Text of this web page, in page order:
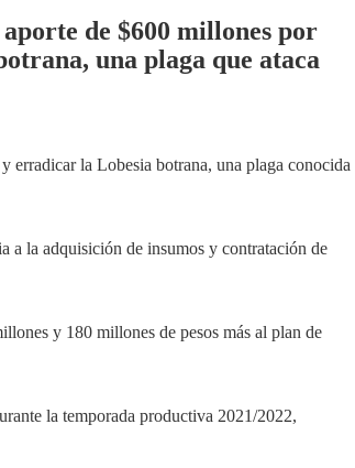
de $600 millones por
una plaga que ataca
la Lobesia botrana, una plaga conocida
la adquisición de insumos y contratación de
y 180 millones de pesos más al plan de
la temporada productiva 2021/2022,